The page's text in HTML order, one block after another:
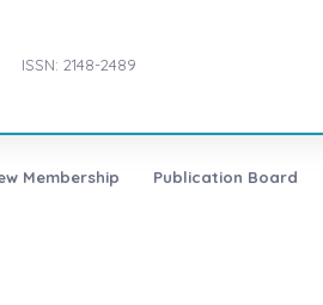
ISSN: 2148-2489
Membership Publication Board